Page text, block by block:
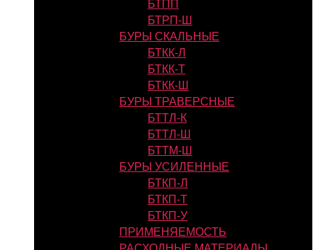
БТРП-Ш
БУРЫ СКАЛЬНЫЕ
БТКК-Л
БТКК-Т
БТКК-Ш
БУРЫ ТРАВЕРСНЫЕ
БТТЛ-К
БТТЛ-Ш
БТТМ-Ш
БУРЫ УСИЛЕННЫЕ
БТКП-Л
БТКП-Т
БТКП-У
ПРИМЕНЯЕМОСТЬ